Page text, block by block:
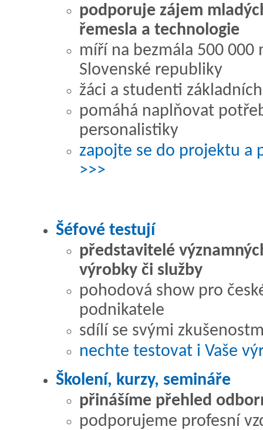
podporuje zájem
řemesla a technologie
míří na bezmála 500 000
Slovenské republiky
žáci a studenti
pomáhá naplňovat
personalistiky
zapojte se do projektu a
>>>
Šéfové testují
představitelé
výrobky či služby
pohodová show pro
podnikatele
sdílí se svými
nechte testovat i Vaše
Školení, kurzy, semináře
přinášíme přehled
podporujeme profesní